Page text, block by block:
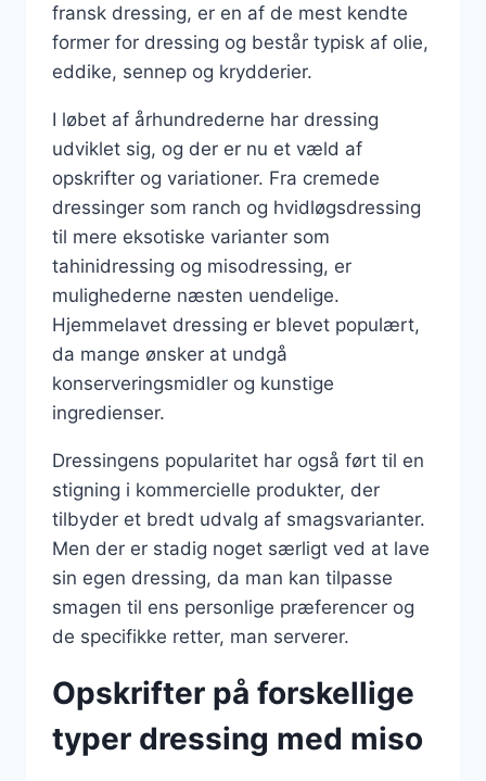
fransk dressing, er en af de mest kendte
former for dressing og består typisk af olie,
eddike, sennep og krydderier.
I løbet af århundrederne har dressing
udviklet sig, og der er nu et væld af
opskrifter og variationer. Fra cremede
dressinger som ranch og hvidløgsdressing
til mere eksotiske varianter som
tahinidressing og misodressing, er
mulighederne næsten uendelige.
Hjemmelavet dressing er blevet populært,
da mange ønsker at undgå
konserveringsmidler og kunstige
ingredienser.
Dressingens popularitet har også ført til en
stigning i kommercielle produkter, der
tilbyder et bredt udvalg af smagsvarianter.
Men der er stadig noget særligt ved at lave
sin egen dressing, da man kan tilpasse
smagen til ens personlige præferencer og
de specifikke retter, man serverer.
Opskrifter på forskellige
typer dressing med miso